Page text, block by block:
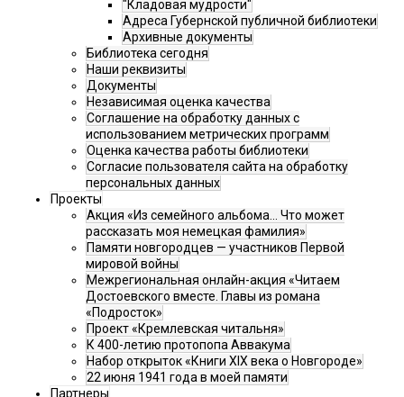
"Кладовая мудрости"
Адреса Губернской публичной библиотеки
Архивные документы
Библиотека сегодня
Наши реквизиты
Документы
Независимая оценка качества
Соглашение на обработку данных с
использованием метрических программ
Оценка качества работы библиотеки
Согласие пользователя сайта на обработку
персональных данных
Проекты
Акция «Из семейного альбома... Что может
рассказать моя немецкая фамилия»
Памяти новгородцев — участников Первой
мировой войны
Межрегиональная онлайн-акция «Читаем
Достоевского вместе. Главы из романа
«Подросток»
Проект «Кремлевская читальня»
К 400-летию протопопа Аввакума
Набор открыток «Книги XIX века о Новгороде»
22 июня 1941 года в моей памяти
Партнеры